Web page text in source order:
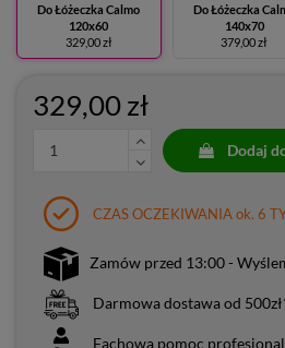
Do Łóżeczka Calmo
120x60
329,00 zł
Do Łóżeczka
140x70
379,00 zł
329,00 zł
Dodaj
CZAS OCZEKIWANIA ok. 6
Zamów przed 13:00 -
Darmowa dostawa od
Fachowa pomoc